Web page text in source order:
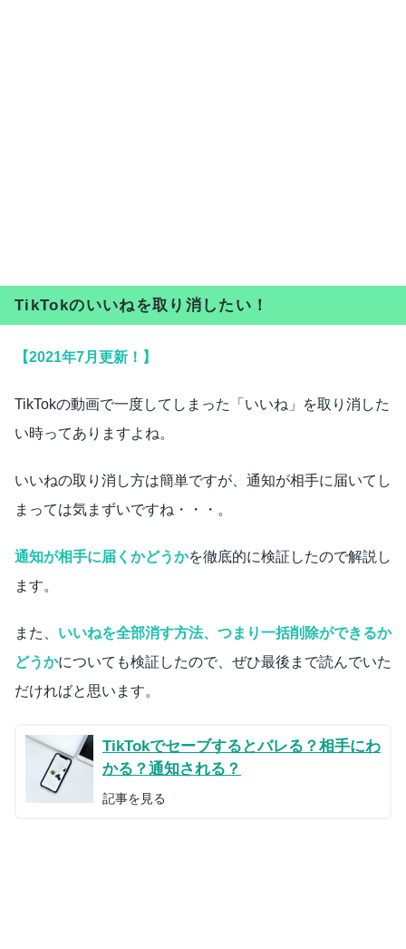
TikTokのいいねを取り消したい！
【2021年7月更新！】
TikTokの動画で一度してしまった「いいね」を取り消した
い時ってありますよね。
いいねの取り消し方は簡単ですが、通知が相手に届いてし
まっては気まずいですね・・・。
通知が相手に届くかどうかを徹底的に検証したので解説し
ます。
また、 いいねを全部消す方法、つまり一括削除ができるか
どうかについても検証したので、ぜひ最後まで読んでいた
だければと思います。
TikTokでセーブするとバレる？相手にわ
かる？通知される？
記事を見る